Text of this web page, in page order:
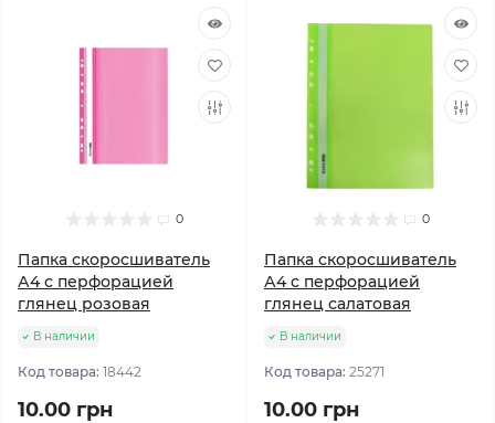
0
Папка скоросшиватель
А4 с перфорацией
глянец розовая
В наличии
Код товара: 18442
10.00 грн
0
Папка скоросшиватель
А4 с перфорацией
глянец салатовая
В наличии
Код товара: 25271
10.00 грн